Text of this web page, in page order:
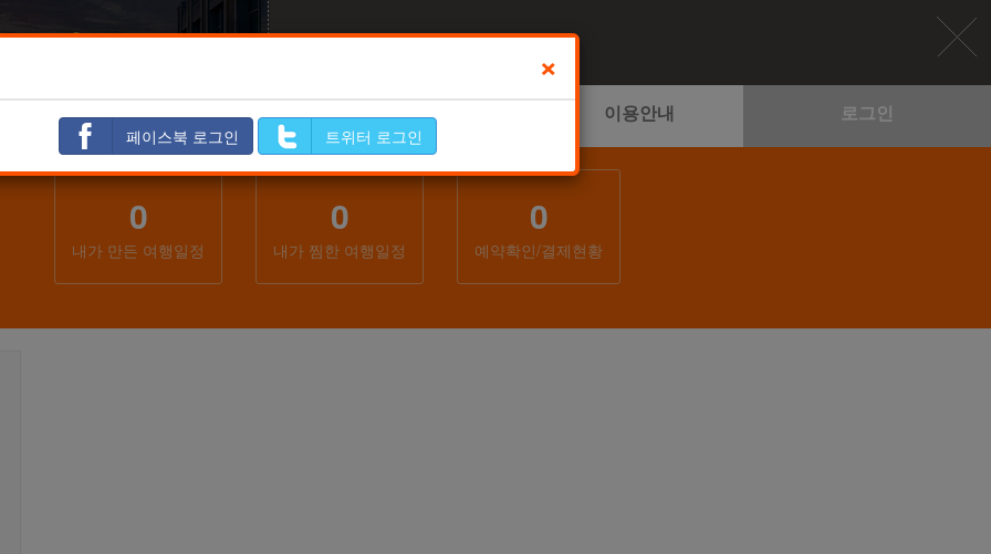
내일정보관함 공유일정 이용안내 로그인
0
내가 만든 여행일정
0
내가 찜한 여행일정
0
예약확인/결제현황
×
페이스북 로그인 트위터 로그인